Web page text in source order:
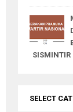
SISMINTIR
SELECT